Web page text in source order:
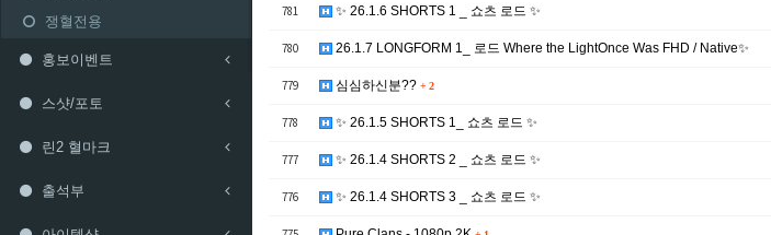
쟁혈전용
홍보이벤트
스샷/포토
린2 혈마크
출석부
781 ✨ 26.1.6 SHORTS 1 _ 쇼츠 로드 ✨
780 26.1.7 LONGFORM 1_ 로드 Where the LightOnce Was FHD / Native✨
779 심심하신분?? + 2
778 ✨ 26.1.5 SHORTS 1_ 쇼츠 로드 ✨
777 ✨ 26.1.4 SHORTS 2 _ 쇼츠 로드 ✨
776 ✨ 26.1.4 SHORTS 3 _ 쇼츠 로드 ✨